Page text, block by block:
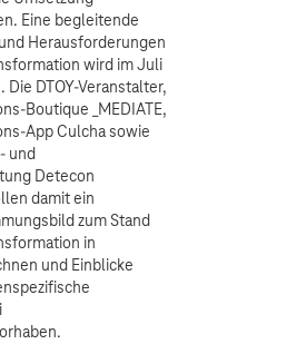
Eine begleitende
Herausforderungen
wird im Juli
DTOY-Veranstalter,
Boutique _MEDIATE,
App Culcha sowie
und
Detecon
damit ein
zum Stand
in
und Einblicke